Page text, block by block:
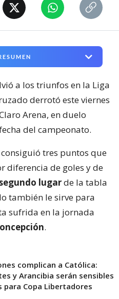
a los triunfos en la Liga
derrotó este viernes
Arena, en duelo
del campeonato.
tres puntos que
diferencia de goles y de
lugarde la tabla
también le sirve para
sufrida en la jornada
.
complican a Católica:
y Arancibia serán sensibles
para Copa Libertadores